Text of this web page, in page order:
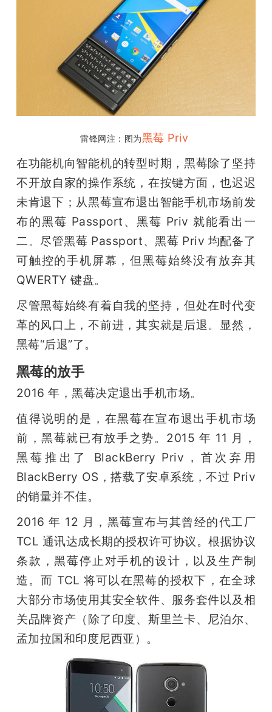
雷锋网注：图为黑莓 Priv
在功能机向智能机的转型时期，黑莓除了坚持
不开放自家的操作系统，在按键方面，也迟迟
未肯退下；从黑莓宣布退出智能手机市场前发
布的黑莓 Passport、黑莓 Priv 就能看出一
二。尽管黑莓 Passport、黑莓 Priv 均配备了
可触控的手机屏幕，但黑莓始终没有放弃其
QWERTY 键盘。
尽管黑莓始终有着自我的坚持，但处在时代变
革的风口上，不前进，其实就是后退。显然，
黑莓“后退”了。
黑莓的放手
2016 年，黑莓决定退出手机市场。
值得说明的是，在黑莓在宣布退出手机市场
前，黑莓就已有放手之势。2015 年 11 月，
黑莓推出了 BlackBerry Priv，首次弃用
BlackBerry OS，搭载了安卓系统，不过 Priv
的销量并不佳。
2016 年 12 月，黑莓宣布与其曾经的代工厂
TCL 通讯达成长期的授权许可协议。根据协议
条款，黑莓停止对手机的设计，以及生产制
造。而 TCL 将可以在黑莓的授权下，在全球
大部分市场使用其安全软件、服务套件以及相
关品牌资产（除了印度、斯里兰卡、尼泊尔、
孟加拉国和印度尼西亚）。